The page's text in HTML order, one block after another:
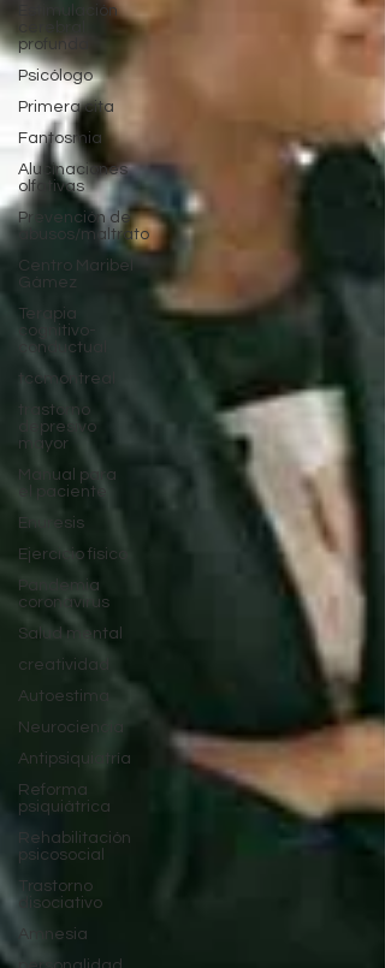
Estimulación
profunda
Psicólogo
Primera cita
Fantosmia
Alucinaciones
olfativas
Prevención de
abusos/maltrato
Centro Maribel
Gámez
Terapia
cognitivo-
conductual
tccmontreal
trastorno
depresivo
mayor
Manual para
el paciente
Enuresis
Ejercicio físico
Pandemia
coronavirus
Salud mental
creatividad
Autoestima
Neurociencia
Antipsiquiatría
Reforma
psiquiátrica
Rehabilitación
psicosocial
Trastorno
disociativo
Amnesia